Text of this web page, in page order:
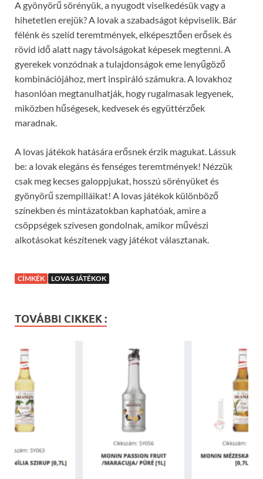
A gyönyörű sörényük, a nyugodt viselkedésük vagy a
hihetetlen erejük? A lovak a szabadságot képviselik. Bár
félénk és szelíd teremtmények, elképesztően erősek és
rövid idő alatt nagy távolságokat képesek megtenni. A
gyerekek vonzódnak a tulajdonságok eme lenyűgöző
kombinációjához, mert inspiráló számukra. A lovakhoz
hasonlóan megtanulhatják, hogy rugalmasak legyenek,
miközben hűségesek, kedvesek és együttérzőek
maradnak.
A lovas játékok hatására erősnek érzik magukat. Lássuk
be: a lovak elegáns és fenséges teremtmények! Nézzük
csak meg kecses galoppjukat, hosszú sörényüket és
gyönyörű szempilláikat! A lovas játékok különböző
színekben és mintázatokban kaphatóak, amire a
csöppségek szívesen gondolnak, amikor művészi
alkotásokat készítenek vagy játékot választanak.
CÍMKÉK LOVAS JÁTÉKOK
TOVÁBBI CIKKEK :